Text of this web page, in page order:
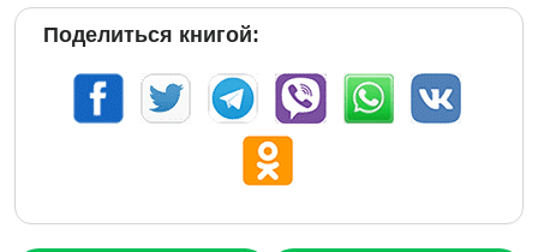
Поделиться книгой: